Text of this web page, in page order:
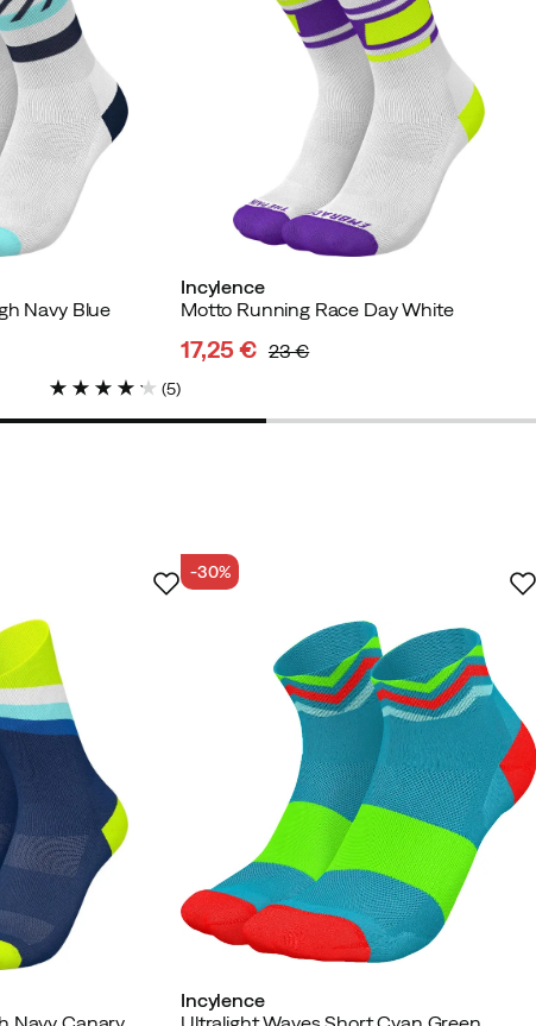
Navy Blue
(5)
Incylence
Motto Running Race Day White
price
17,25 €
price
23 €
Incylence
-30%